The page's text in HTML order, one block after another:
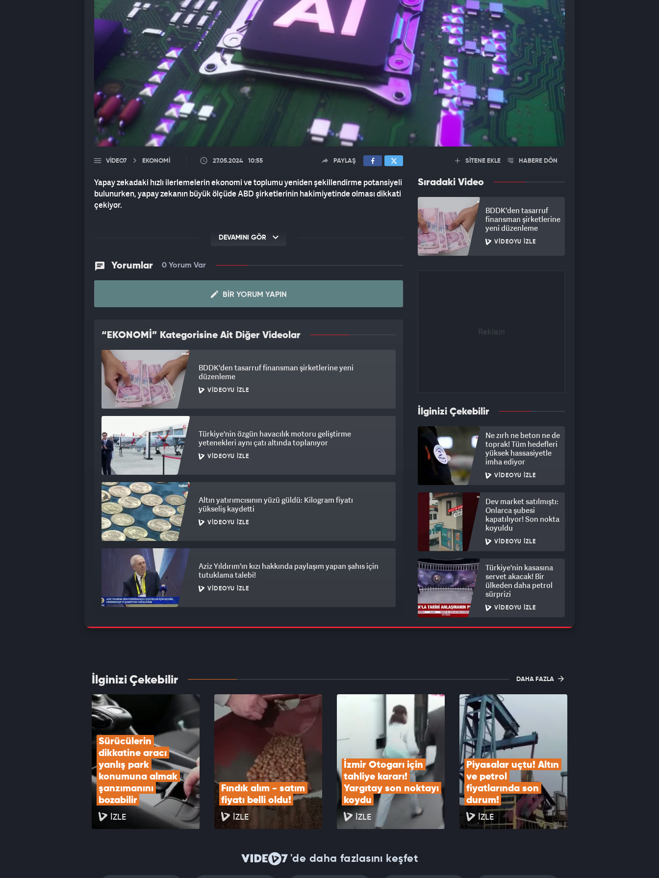
VIDEO7 EKONOMİ 27.05.2024 10:55 PAYLAŞ
Yapay zekadaki hızlı ilerlemelerin ekonomi ve toplumu yeniden şekillendirme potansiyeli
bulunurken, yapay zekanın büyük ölçüde ABD şirketlerinin hakimiyetinde olması dikkati
çekiyor.
DEVAMINI GÖR
Yorumlar 0 Yorum Var
BIR YORUM YAPIN
“EKONOMİ” Kategorisine Ait Diğer Videolar
BDDK'den tasarruf finansman şirketlerine yeni
düzenleme
VIDEOYU İZLE
Türkiye'nin özgün havacılık motoru geliştirme
yetenekleri aynı çatı altında toplanıyor
VIDEOYU İZLE
Altın yatırımcısının yüzü güldü: Kilogram fiyatı
yükseliş kaydetti
VIDEOYU İZLE
Aziz Yıldırım'ın kızı hakkında paylaşım yapan şahıs için
tutuklama talebi!
VIDEOYU İZLE
ABD için kritik istihdam verisi açıklandı
VIDEOYU İZLE
SİTENE EKLE HABERE DÖN
Sıradaki Video
BDDK'den tasarruf
finansman şirketlerine
yeni düzenleme
VIDEOYU İZLE
İlginizi Çekebilir
Ne zırh ne beton ne de
toprak! Tüm hedefleri
yüksek hassasiyetle
imha ediyor
VIDEOYU İZLE
Dev market satılmıştı:
Onlarca şubesi
kapatılıyor! Son nokta
koyuldu
VIDEOYU İZLE
Türkiye'nin kasasına
servet akacak! Bir
ülkeden daha petrol
sürprizi
VIDEOYU İZLE
İlginizi Çekebilir DAHA FAZLA
Sürücülerin
dikkatine aracı
yanlış park
konumuna almak
şanzımanını
bozabilir
İZLE
Fındık alım - satım
fiyatı belli oldu!
İZLE
İzmir Otogarı için
tahliye kararı!
Yargıtay son noktayı
koydu
İZLE
Piyasalar uçtu! Altın
ve petrol
fiyatlarında son
durum!
İZLE
'de daha fazlasını keşfet